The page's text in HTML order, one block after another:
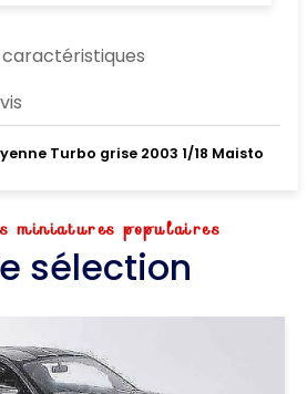
caractéristiques
Turbo grise 2003 1/18 Maisto
miniatures populaires
sélection